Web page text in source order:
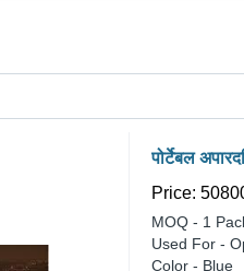
पोर्टेबल
Price:
MOQ - 1
Used For -
Color - Blue